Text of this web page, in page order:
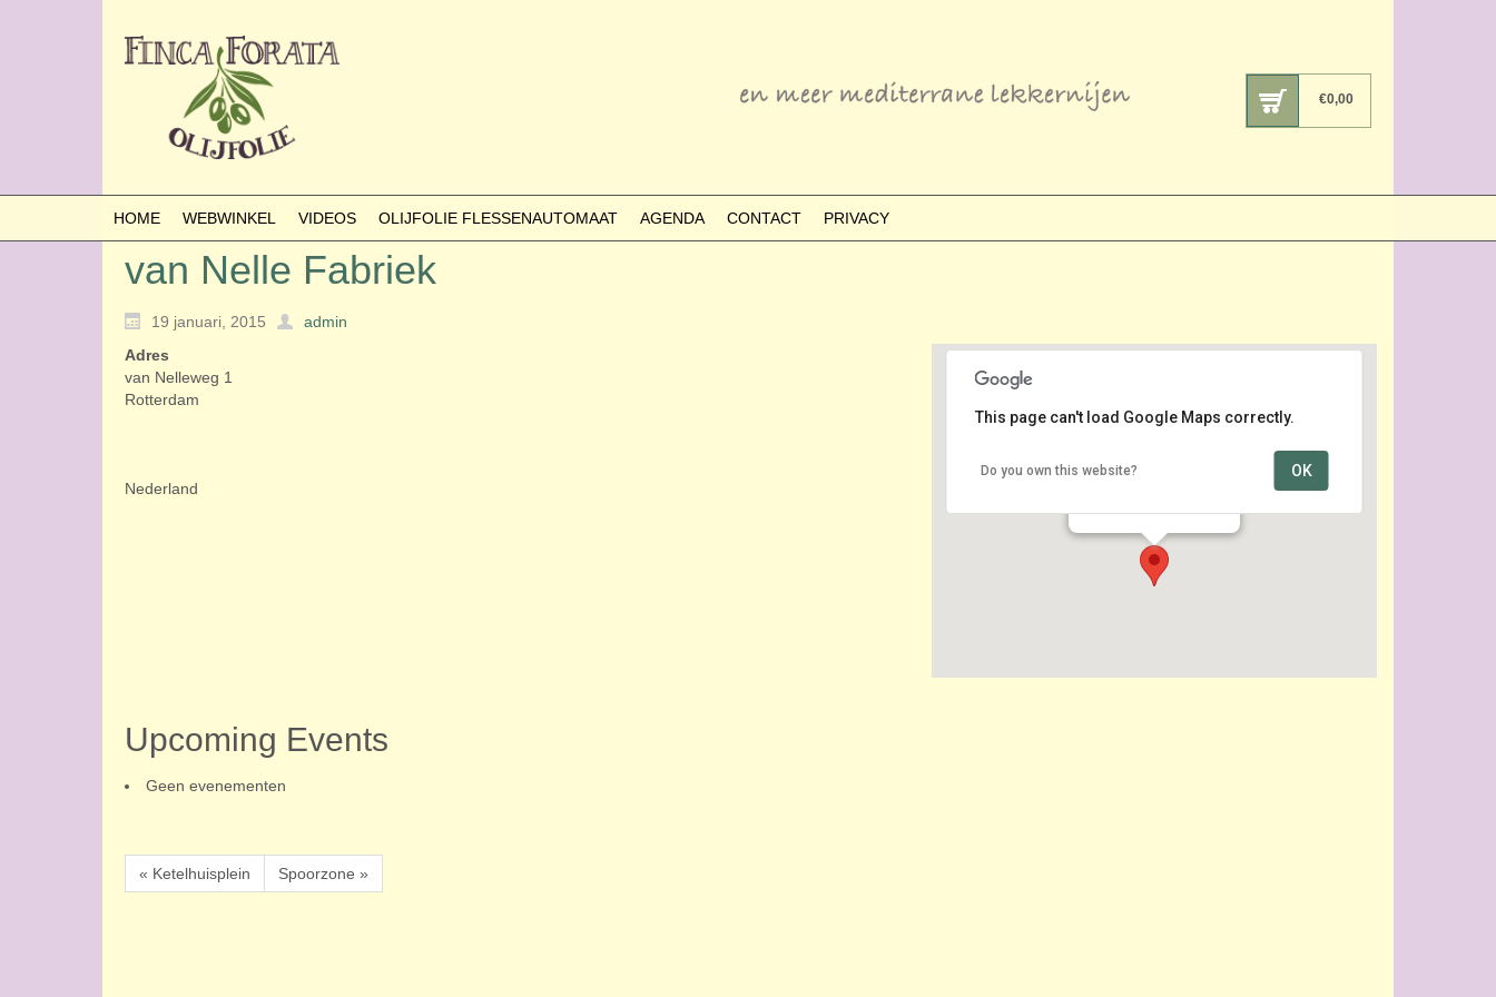
€0,00
HOME WEBWINKEL VIDEOS OLIJFOLIE FLESSENAUTOMAAT AGENDA CONTACT PRIVACY
van Nelle Fabriek
19 januari, 2015 admin
van Nelle Fabriek
This page can't load Google Maps correctly.
Do you own this website? OK
Adres
van Nelleweg 1
Rotterdam
Nederland
Upcoming Events
Geen evenementen
« Ketelhuisplein Spoorzone »